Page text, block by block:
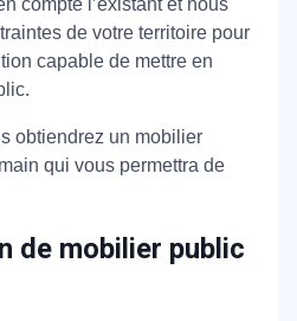
compte l’existant et nous
de votre territoire pour
capable de mettre en
obtiendrez un mobilier
qui vous permettra de
de mobilier public